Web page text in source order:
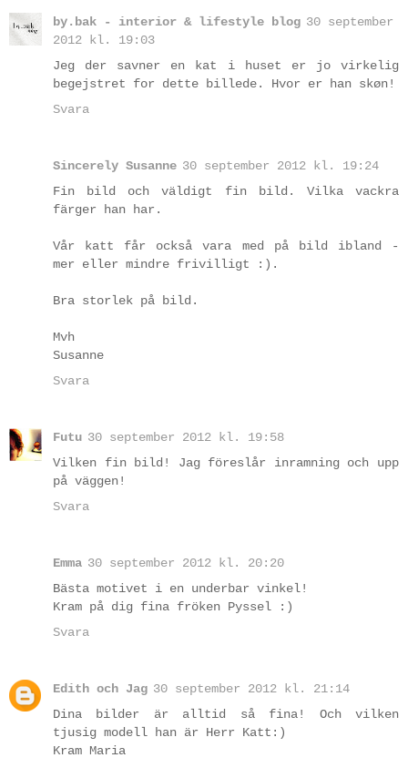
by.bak - interior & lifestyle blog 30 september
2012 kl. 19:03
Jeg der savner en kat i huset er jo virkelig
begejstret for dette billede. Hvor er han skøn!
Svara
Sincerely Susanne 30 september 2012 kl. 19:24
Fin bild och väldigt fin bild. Vilka vackra
färger han har.
Vår katt får också vara med på bild ibland -
mer eller mindre frivilligt :).
Bra storlek på bild.
Mvh
Susanne
Svara
Futu 30 september 2012 kl. 19:58
Vilken fin bild! Jag föreslår inramning och upp
på väggen!
Svara
Emma 30 september 2012 kl. 20:20
Bästa motivet i en underbar vinkel!
Kram på dig fina fröken Pyssel :)
Svara
Edith och Jag 30 september 2012 kl. 21:14
Dina bilder är alltid så fina! Och vilken
tjusig modell han är Herr Katt:)
Kram Maria